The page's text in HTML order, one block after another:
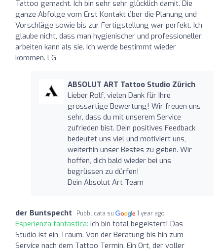
Tattoo gemacht. Ich bin sehr sehr glücklich damit. Die
ganze Abfolge vom Erst Kontakt über die Planung und
Vorschläge sowie bis zur Fertigstellung war perfekt. Ich
glaube nicht, dass man hygienischer und professioneller
arbeiten kann als sie. Ich werde bestimmt wieder
kommen. LG
ABSOLUT ART Tattoo Studio Zürich
Lieber Rolf, vielen Dank für Ihre
grossartige Bewertung! Wir freuen uns
sehr, dass du mit unserem Service
zufrieden bist. Dein positives Feedback
bedeutet uns viel und motiviert uns,
weiterhin unser Bestes zu geben. Wir
hoffen, dich bald wieder bei uns
begrüssen zu dürfen!
Dein Absolut Art Team
der Buntspecht Pubblicata su 1 year ago
Esperienza fantastica: Ich bin total begeistert! Das
Studio ist ein Traum. Von der Beratung bis hin zum
Service nach dem Tattoo Termin. Ein Ort, der voller